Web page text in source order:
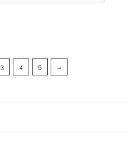
3 4 5 →